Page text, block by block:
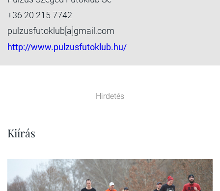
+36 20 215 7742
pulzusfutoklub[a]gmail.com
http://www.pulzusfutoklub.hu/
Hirdetés
Kiírás